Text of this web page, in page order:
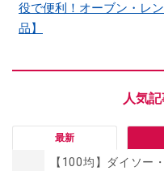
役で便利！オーブン・レ
品】
最新
【100均】ダイソー